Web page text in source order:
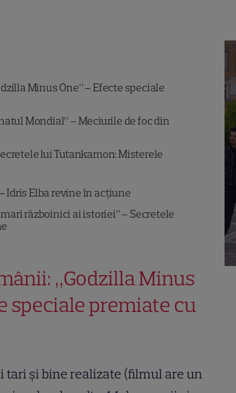
Minus One” – Efecte speciale
Mondial” – Meciurile de foc din
lui Tutankamon: Misterele
Idris Elba revine în acțiune
războinici ai istoriei” – Secretele
„Godzilla Minus
speciale premiate cu
tari și bine realizate (filmul are un